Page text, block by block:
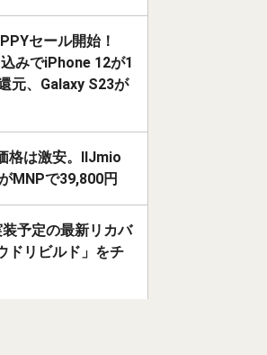
セール開始！
みでiPhone 12が1
元、Galaxy S23が
格は激安。IIJmio
MNPで39,800円
予定の最新リカバ
ドリビルド」をチ